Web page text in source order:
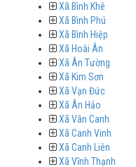
Xã Bình Khê
Xã Bình Phú
Xã Bình Hiệp
Xã Hoài Ân
Xã Ân Tường
Xã Kim Sơn
Xã Vạn Đức
Xã Ân Hảo
Xã Vân Canh
Xã Canh Vinh
Xã Canh Liên
Xã Vĩnh Thạnh